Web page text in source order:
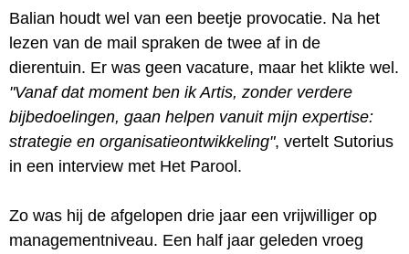
Balian houdt wel van een beetje provocatie. Na het
lezen van de mail spraken de twee af in de
dierentuin. Er was geen vacature, maar het klikte wel.
"Vanaf dat moment ben ik Artis, zonder verdere
bijbedoelingen, gaan helpen vanuit mijn expertise:
strategie en organisatieontwikkeling", vertelt Sutorius
in een interview met Het Parool.
Zo was hij de afgelopen drie jaar een vrijwilliger op
managementniveau. Een half jaar geleden vroeg